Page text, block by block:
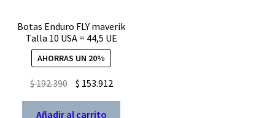
Botas Enduro FLY maverik
Talla 10 USA = 44,5 UE
AHORRAS UN 20%
$192.390 El
original
$ 153.912El
Añadir al carrito